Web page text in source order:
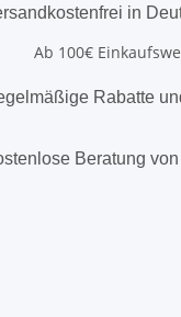
in
Ab 100€
Rabatte
Beratung